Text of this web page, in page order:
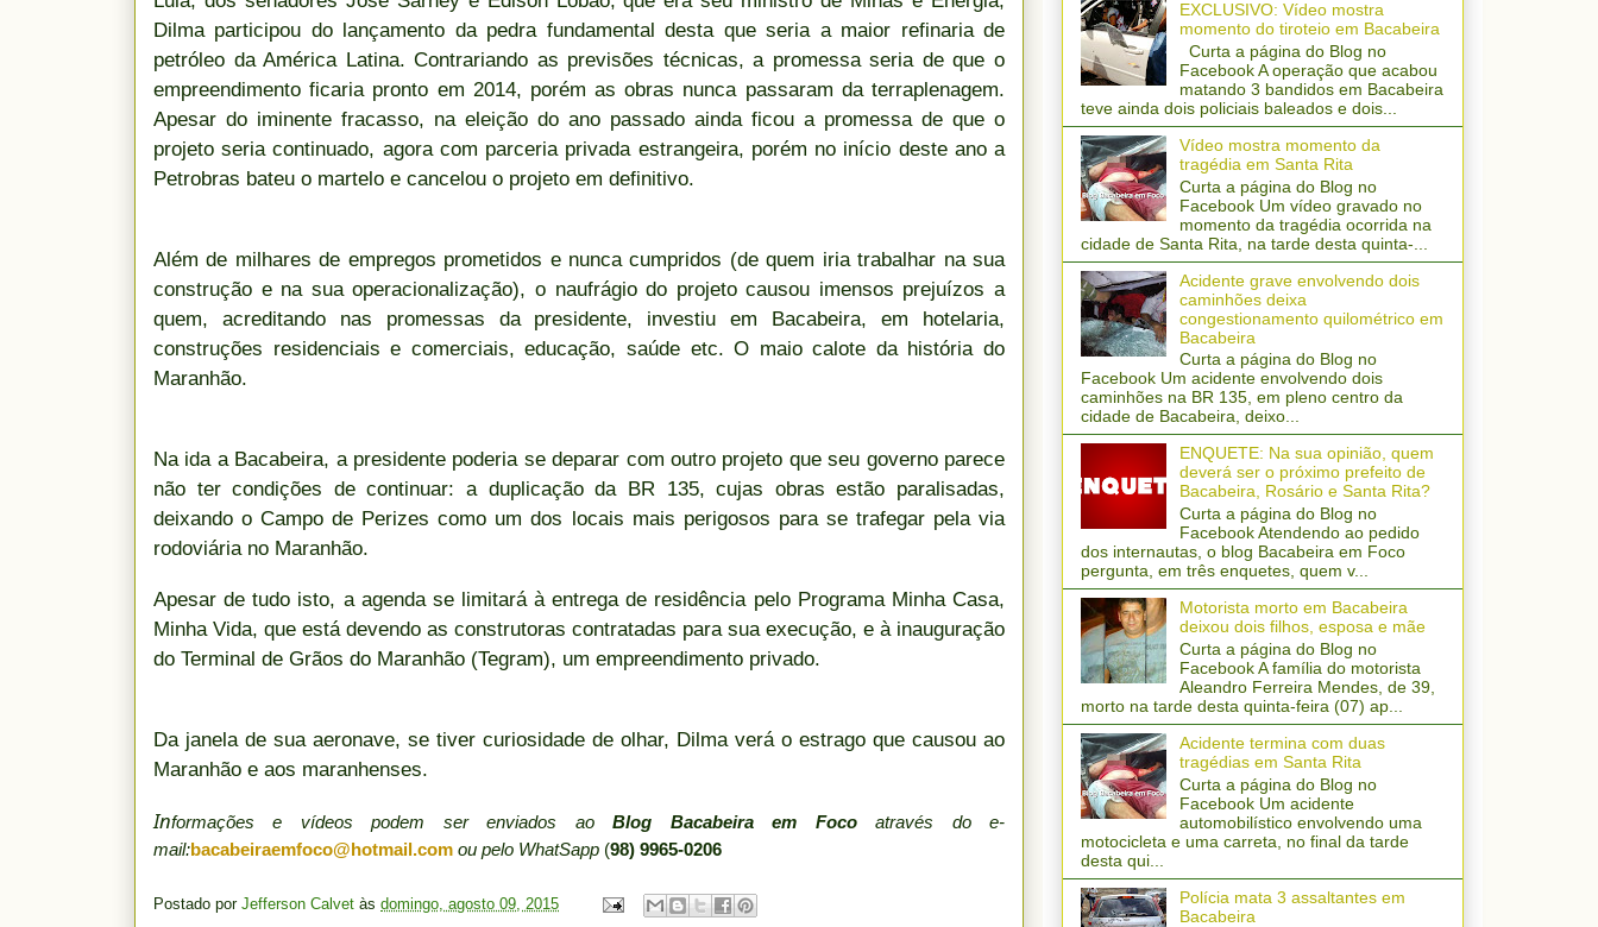
Dilma participou do lançamento da pedra fundamental desta que seria a maior refinaria de
petróleo da América Latina. Contrariando as previsões técnicas, a promessa seria de que o
empreendimento ficaria pronto em 2014, porém as obras nunca passaram da terraplenagem.
Apesar do iminente fracasso, na eleição do ano passado ainda ficou a promessa de que o
projeto seria continuado, agora com parceria privada estrangeira, porém no início deste ano a
Petrobras bateu o martelo e cancelou o projeto em definitivo.
Além de milhares de empregos prometidos e nunca cumpridos (de quem iria trabalhar na sua
construção e na sua operacionalização), o naufrágio do projeto causou imensos prejuízos a
quem, acreditando nas promessas da presidente, investiu em Bacabeira, em hotelaria,
construções residenciais e comerciais, educação, saúde etc. O maio calote da história do
Maranhão.
Na ida a Bacabeira, a presidente poderia se deparar com outro projeto que seu governo parece
não ter condições de continuar: a duplicação da BR 135, cujas obras estão paralisadas,
deixando o Campo de Perizes como um dos locais mais perigosos para se trafegar pela via
rodoviária no Maranhão.
Apesar de tudo isto, a agenda se limitará à entrega de residência pelo Programa Minha Casa,
Minha Vida, que está devendo as construtoras contratadas para sua execução, e à inauguração
do Terminal de Grãos do Maranhão (Tegram), um empreendimento privado.
Da janela de sua aeronave, se tiver curiosidade de olhar, Dilma verá o estrago que causou ao
Maranhão e aos maranhenses.
Informações e vídeos podem ser enviados aoBlog Bacabeira em Focoatravés do e-
mail:bacabeiraemfoco@hotmail.com ou pelo WhatSapp (98) 9965-0206
Postado por Jefferson Calvet às domingo, agosto 09, 2015
EXCLUSIVO: Vídeo mostra
momento do tiroteio em Bacabeira
Curta a página do Blog no
Facebook A operação que acabou
matando 3 bandidos em Bacabeira
teve ainda dois policiais baleados e dois...
Vídeo mostra momento da
tragédia em Santa Rita
Curta a página do Blog no
Facebook Um vídeo gravado no
momento da tragédia ocorrida na
cidade de Santa Rita, na tarde desta quinta-...
Acidente grave envolvendo dois
caminhões deixa
congestionamento quilométrico em
Bacabeira
Curta a página do Blog no
Facebook Um acidente envolvendo dois
caminhões na BR 135, em pleno centro da
cidade de Bacabeira, deixo...
ENQUETE: Na sua opinião, quem
deverá ser o próximo prefeito de
Bacabeira, Rosário e Santa Rita?
Curta a página do Blog no
Facebook Atendendo ao pedido
dos internautas, o blog Bacabeira em Foco
pergunta, em três enquetes, quem v...
Motorista morto em Bacabeira
deixou dois filhos, esposa e mãe
Curta a página do Blog no
Facebook A família do motorista
Aleandro Ferreira Mendes, de 39,
morto na tarde desta quinta-feira (07) ap...
Acidente termina com duas
tragédias em Santa Rita
Curta a página do Blog no
Facebook Um acidente
automobilístico envolvendo uma
motocicleta e uma carreta, no final da tarde
desta qui...
Polícia mata 3 assaltantes em
Bacabeira